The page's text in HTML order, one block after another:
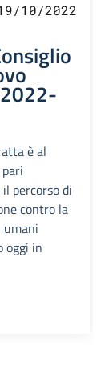
10/2022
è al
percorso di
contro la
oggi in